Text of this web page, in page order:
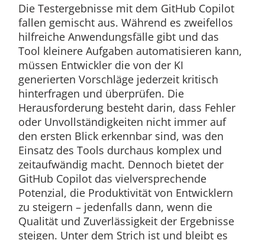
Die Testergebnisse mit dem GitHub Copilot
fallen gemischt aus. Während es zweifellos
hilfreiche Anwendungsfälle gibt und das
Tool kleinere Aufgaben automatisieren kann,
müssen Entwickler die von der KI
generierten Vorschläge jederzeit kritisch
hinterfragen und überprüfen. Die
Herausforderung besteht darin, dass Fehler
oder Unvollständigkeiten nicht immer auf
den ersten Blick erkennbar sind, was den
Einsatz des Tools durchaus komplex und
zeitaufwändig macht. Dennoch bietet der
GitHub Copilot das vielversprechende
Potenzial, die Produktivität von Entwicklern
zu steigern – jedenfalls dann, wenn die
Qualität und Zuverlässigkeit der Ergebnisse
steigen. Unter dem Strich ist und bleibt es